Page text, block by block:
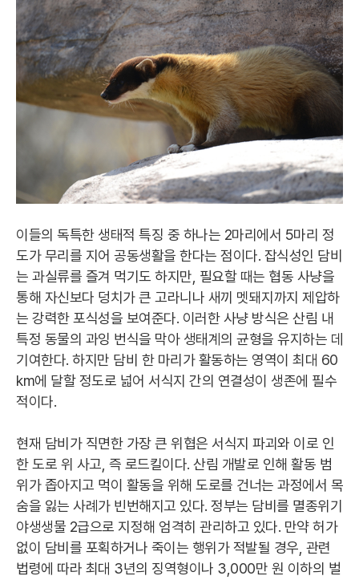
이들의 독특한 생태적 특징 중 하나는 2마리에서 5마리 정
도가 무리를 지어 공동생활을 한다는 점이다. 잡식성인 담비
는 과실류를 즐겨 먹기도 하지만, 필요할 때는 협동 사냥을
통해 자신보다 덩치가 큰 고라니나 새끼 멧돼지까지 제압하
는 강력한 포식성을 보여준다. 이러한 사냥 방식은 산림 내
특정 동물의 과잉 번식을 막아 생태계의 균형을 유지하는 데
기여한다. 하지만 담비 한 마리가 활동하는 영역이 최대 60
km에 달할 정도로 넓어 서식지 간의 연결성이 생존에 필수
적이다.
현재 담비가 직면한 가장 큰 위협은 서식지 파괴와 이로 인
한 도로 위 사고, 즉 로드킬이다. 산림 개발로 인해 활동 범
위가 좁아지고 먹이 활동을 위해 도로를 건너는 과정에서 목
숨을 잃는 사례가 빈번해지고 있다. 정부는 담비를 멸종위기
야생생물 2급으로 지정해 엄격히 관리하고 있다. 만약 허가
없이 담비를 포획하거나 죽이는 행위가 적발될 경우, 관련
법령에 따라 최대 3년의 징역형이나 3,000만 원 이하의 벌